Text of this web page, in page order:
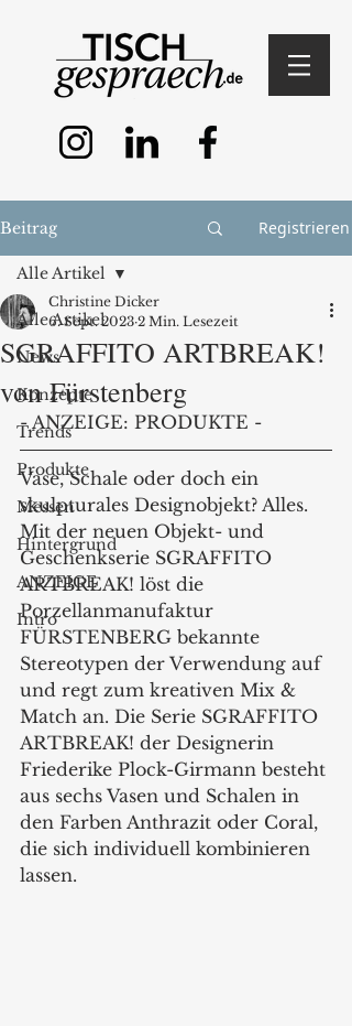
Beitrag Registrieren
Alle Artikel
News
Konzepte
Trends
Produkte
Messen
Hintergrund
ANZEIGE
Intro
Alle Artikel
SGRAFFITO ARTBREAK!
von Fürstenberg
Christine Dicker
6. Sept. 2023 2 Min. Lesezeit
- ANZEIGE: PRODUKTE -
Vase, Schale oder doch ein
skulpturales Designobjekt? Alles.
Mit der neuen Objekt- und
Geschenkserie SGRAFFITO
ARTBREAK! löst die
Porzellanmanufaktur
FÜRSTENBERG bekannte
Stereotypen der Verwendung auf
und regt zum kreativen Mix &
Match an. Die Serie SGRAFFITO
ARTBREAK! der Designerin
Friederike Plock-Girmann besteht
aus sechs Vasen und Schalen in
den Farben Anthrazit oder Coral,
die sich individuell kombinieren
lassen.